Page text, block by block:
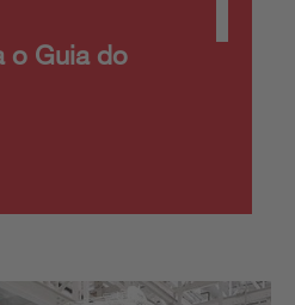
o Guia do